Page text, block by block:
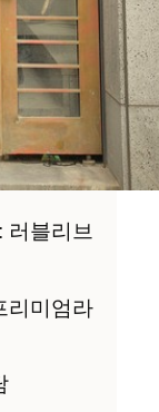
러블리브
리미엄라